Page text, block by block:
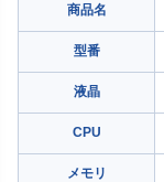
商品名
型番
液晶
CPU
メモリ